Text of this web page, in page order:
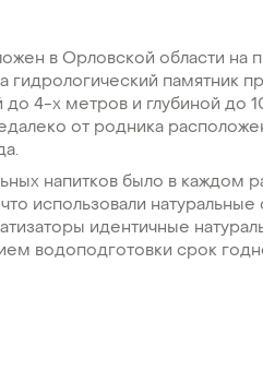
в Орловской области на
гидрологический памятник
4-х метров и глубиной до
от родника
напитков было в каждом
использовали
идентичные
водоподготовки срок